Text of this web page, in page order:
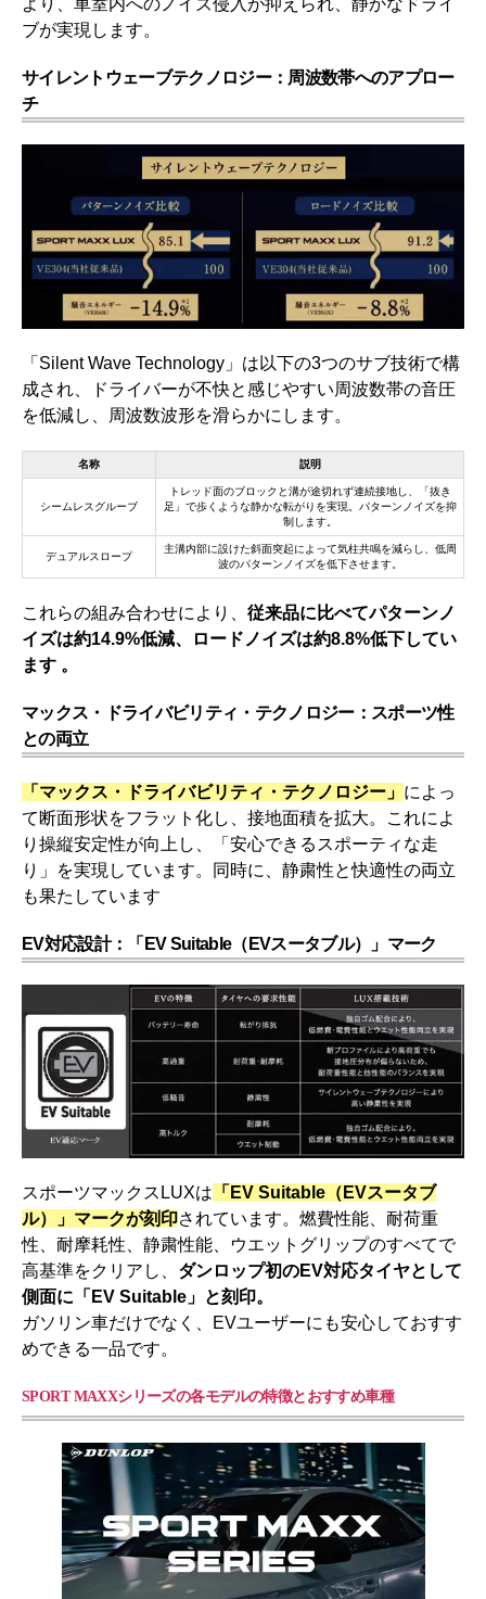
より、車室内へのノイズ侵入が抑えられ、静かなドライ
ブが実現します。
サイレントウェーブテクノロジー：周波数帯へのアプロー
チ
「Silent Wave Technology」は以下の3つのサブ技術で構
成され、ドライバーが不快と感じやすい周波数帯の音圧
を低減し、周波数波形を滑らかにします。
名称 説明
シームレスグルーブ
トレッド面のブロックと溝が途切れず連続接地し、「抜き
足」で歩くような静かな転がりを実現。パターンノイズを抑
制します。
デュアルスロープ
主溝内部に設けた斜面突起によって気柱共鳴を減らし、低周
波のパターンノイズを低下させます。
これらの組み合わせにより、 従来品に比べてパターンノ
イズは約14.9%低減、ロードノイズは約8.8%低下してい
ます 。
マックス・ドライバビリティ・テクノロジー：スポーツ性
との両立
「マックス・ドライバビリティ・テクノロジー」 によっ
て断面形状をフラット化し、接地面積を拡大。これによ
り操縦安定性が向上し、「安心できるスポーティな走
り」を実現しています。同時に、静粛性と快適性の両立
も果たしています
EV対応設計：「EV Suitable（EVスータブル）」マーク
スポーツマックスLUXは 「EV Suitable（EVスータブ
ル）」マークが刻印されています。燃費性能、耐荷重
性、耐摩耗性、静粛性能、ウエットグリップのすべてで
高基準をクリアし、 ダンロップ初のEV対応タイヤとして
側面に「EV Suitable」と刻印。
ガソリン車だけでなく、EVユーザーにも安心しておすす
めできる一品です。
SPORT MAXXシリーズの各モデルの特徴とおすすめ車種